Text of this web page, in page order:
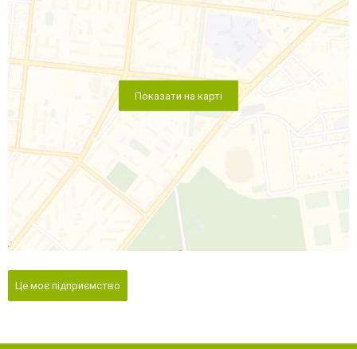
Показати на карті
Це моє підприємство